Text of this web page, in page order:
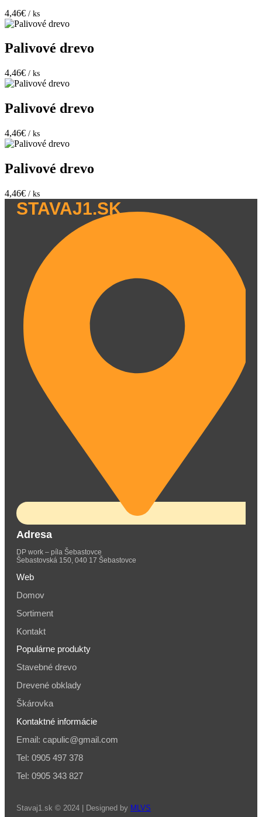
4,46€ / ks
Palivové drevo
4,46€ / ks
Palivové drevo
4,46€ / ks
Palivové drevo
4,46€ / ks
STAVAJ1.SK
Adresa
DP work – píla Šebastovce
Šebastovská 150, 040 17 Šebastovce
Web
Domov
Sortiment
Kontakt
Populárne produkty
Stavebné drevo
Drevené obklady
Škárovka
Kontaktné informácie
Email: capulic@gmail.com
Tel: 0905 497 378
Tel: 0905 343 827
Stavaj1.sk © 2024 | Designed by MLVS